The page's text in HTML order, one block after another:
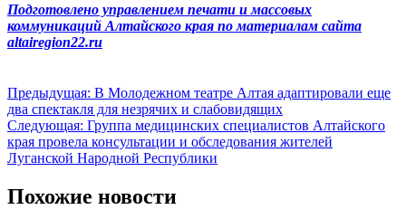
Подготовлено управлением печати и массовых
коммуникаций Алтайского края по материалам сайта
altairegion22.ru
Навигация
по
записям
Предыдущая: В Молодежном театре Алтая адаптировали еще
два спектакля для незрячих и слабовидящих
Следующая: Группа медицинских специалистов Алтайского
края провела консультации и обследования жителей
Луганской Народной Республики
Похожие новости